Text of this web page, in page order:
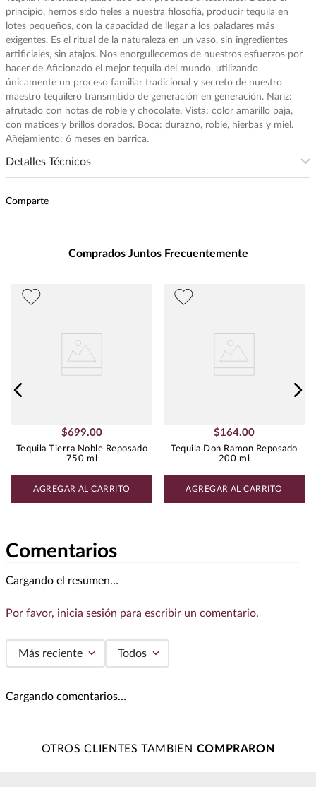
principio, hemos sido fieles a nuestra filosofía, producir tequila en
lotes pequeños, con la capacidad de llegar a los paladares más
exigentes. Es el ritual de la naturaleza en un vaso, sin ingredientes
artificiales, sin atajos. Nos enorgullecemos de nuestros esfuerzos por
hacer de Aficionado el mejor tequila del mundo, utilizando
únicamente un proceso familiar tradicional y secreto de nuestro
maestro tequilero transmitido de generación en generación. Nariz:
afrutado con notas de roble y chocolate. Vista: color amarillo paja,
con matices y brillos dorados. Boca: durazno, roble, hierbas y miel.
Añejamiento: 6 meses en barrica.
Detalles Técnicos
Unidad de Medida
Comparte
Comprados Juntos Frecuentemente
$699.00
Tequila Tierra Noble Reposado
750 ml
AGREGAR AL CARRITO
$164.00
Tequila Don Ramon Reposado
200 ml
AGREGAR AL CARRITO
Comentarios
Cargando el resumen…
Por favor, inicia sesión para escribir un comentario.
Más reciente Todos
Cargando comentarios…
OTROS CLIENTES TAMBIEN